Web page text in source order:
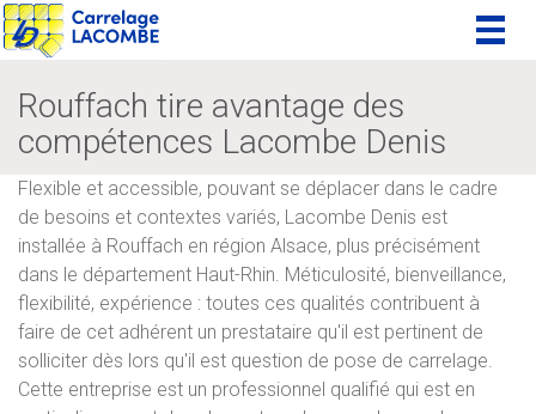
Rouffach tire avantage des
compétences Lacombe Denis
Flexible et accessible, pouvant se déplacer dans le cadre
de besoins et contextes variés, Lacombe Denis est
installée à Rouffach en région Alsace, plus précisément
dans le département Haut-Rhin. Méticulosité, bienveillance,
flexibilité, expérience : toutes ces qualités contribuent à
faire de cet adhérent un prestataire qu'il est pertinent de
solliciter dès lors qu'il est question de pose de carrelage.
Cette entreprise est un professionnel qualifié qui est en